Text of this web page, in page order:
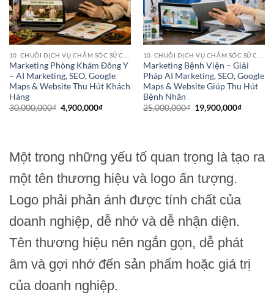
Marketing Phòng Khám Đông Y
– AI Marketing, SEO, Google
Maps & Website Thu Hút Khách
Hàng
30,000,000₫ Giá
gốc
4,900,000₫Giá
Marketing Bệnh Viện – Giải
Pháp AI Marketing, SEO, Google
Maps & Website Giúp Thu Hút
Bệnh Nhân
25,000,000₫ Giá
gốc
19,900,000₫Giá
Một trong những yếu tố quan trọng là tạo ra
một tên thương hiệu và logo ấn tượng.
Logo phải phản ánh được tính chất của
doanh nghiệp, dễ nhớ và dễ nhận diện.
Tên thương hiệu nên ngắn gọn, dễ phát
âm và gợi nhớ đến sản phẩm hoặc giá trị
của doanh nghiệp.